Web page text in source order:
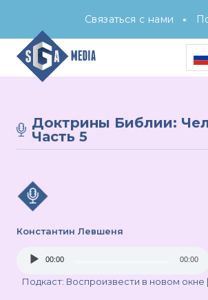
Связаться с нами •
Доктрины Библии:
Часть 5
Константин Левшеня
Audio
00:00 00:00
Подкаст: Воспроизвести в новом окне |